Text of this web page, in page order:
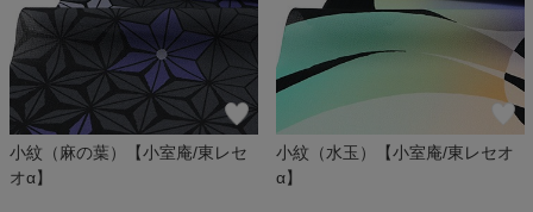
小紋（麻の葉）【小室庵/東レセ
オα】
小紋（水玉）【小室庵/東レセオ
α】